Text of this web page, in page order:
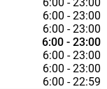
6:00 - 23:00
6:00 - 23:00
6:00 - 23:00
6:00 - 23:00
6:00 - 23:00
6:00 - 22:59